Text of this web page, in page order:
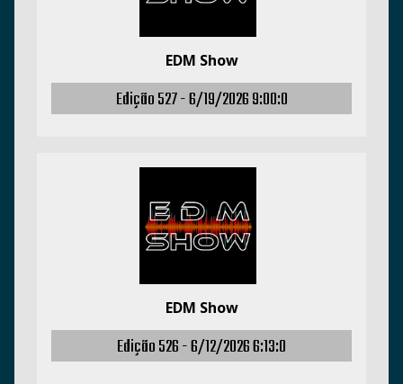
EDM Show
Edição 527 -6/19/2026 9:00:0
EDM Show
Edição 526 -6/12/2026 6:13:0